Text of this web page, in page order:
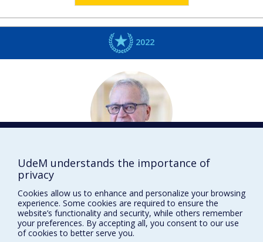
2022
Anthony F. J. MOFFAT
DISTINCTIONS
UdeM understands the importance of
privacy
Cookies allow us to enhance and personalize your browsing
experience. Some cookies are required to ensure the
website’s functionality and security, while others remember
your preferences. By accepting all, you consent to our use
of cookies to better serve you.